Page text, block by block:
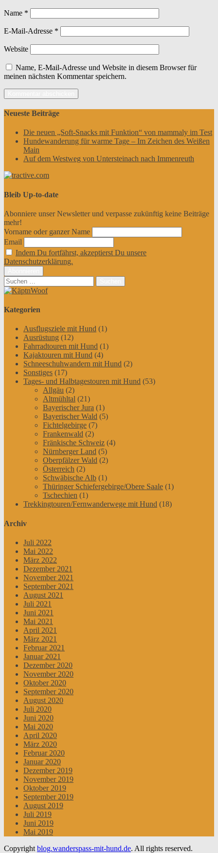
Name *
E-Mail-Adresse *
Website
Name, E-Mail-Adresse und Website in diesem Browser für
meinen nächsten Kommentar speichern.
Neueste Beiträge
Die neuen „Soft-Snacks mit Funktion“ von mammaly im Test
Hundewanderung für warme Tage – Im Zeichen des Weißen
Main
Auf dem Westweg von Untersteinach nach Immenreuth
Bleib Up-to-date
Abonniere unser Newsletter und verpasse zukünftig keine Beiträge
mehr!
Vorname oder ganzer Name
Email
Indem Du fortfährst, akzeptierst Du unsere
Datenschutzerklärung.
Suchen
nach:
Kategorien
Ausflugsziele mit Hund (1)
Ausrüstung (12)
Fahrradtouren mit Hund (1)
Kajaktouren mit Hund (4)
Schneeschuhwandern mit Hund (2)
Sonstiges (17)
Tages- und Halbtagestouren mit Hund (53)
Allgäu (2)
Altmühltal (21)
Bayerischer Jura (1)
Bayerischer Wald (5)
Fichtelgebirge (7)
Frankenwald (2)
Fränkische Schweiz (4)
Nürnberger Land (5)
Oberpfälzer Wald (2)
Österreich (2)
Schwäbische Alb (1)
Thüringer Schiefergebirge/Obere Saale (1)
Tschechien (1)
Trekkingtouren/Fernwanderwege mit Hund (18)
Archiv
Juli 2022
Mai 2022
März 2022
Dezember 2021
November 2021
September 2021
August 2021
Juli 2021
Juni 2021
Mai 2021
April 2021
März 2021
Februar 2021
Januar 2021
Dezember 2020
November 2020
Oktober 2020
September 2020
August 2020
Juli 2020
Juni 2020
Mai 2020
April 2020
März 2020
Februar 2020
Januar 2020
Dezember 2019
November 2019
Oktober 2019
September 2019
August 2019
Juli 2019
Juni 2019
Mai 2019
Copyright blog.wanderspass-mit-hund.de. All rights reserved.